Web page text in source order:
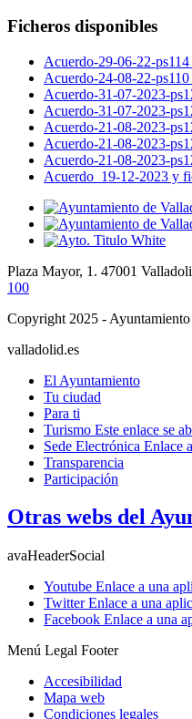
Ficheros disponibles
Acuerdo-29-06-22-ps114
Acuerdo-24-08-22-ps110
Acuerdo-31-07-2023-
Acuerdo-31-07-2023-
Acuerdo-21-08-2023-
Acuerdo-21-08-2023-
Acuerdo-21-08-2023-
Acuerdo_19-12-2023 y
Plaza Mayor, 1. 47001
100
Copyright 2025 -
valladolid.es
El Ayuntamiento
Tu ciudad
Para ti
Turismo Este enlace se
Sede Electrónica Enlace
Transparencia
Participación
Otras webs del
avaHeaderSocial
Youtube Enlace a una
TwitterEnlace a una
Facebook Enlace a una
Menú Legal Footer
Accesibilidad
Mapa web
Condiciones legales